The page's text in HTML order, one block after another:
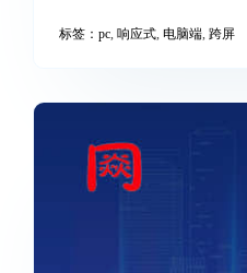
标签： pc, 响应式, 电脑端, 跨屏